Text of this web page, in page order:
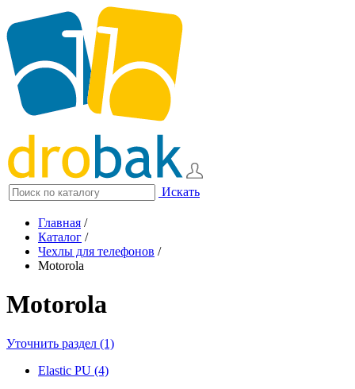
Искать
Главная /
Каталог /
Чехлы для телефонов /
Motorola
Motorola
Уточнить раздел (1)
Elastic PU (4)